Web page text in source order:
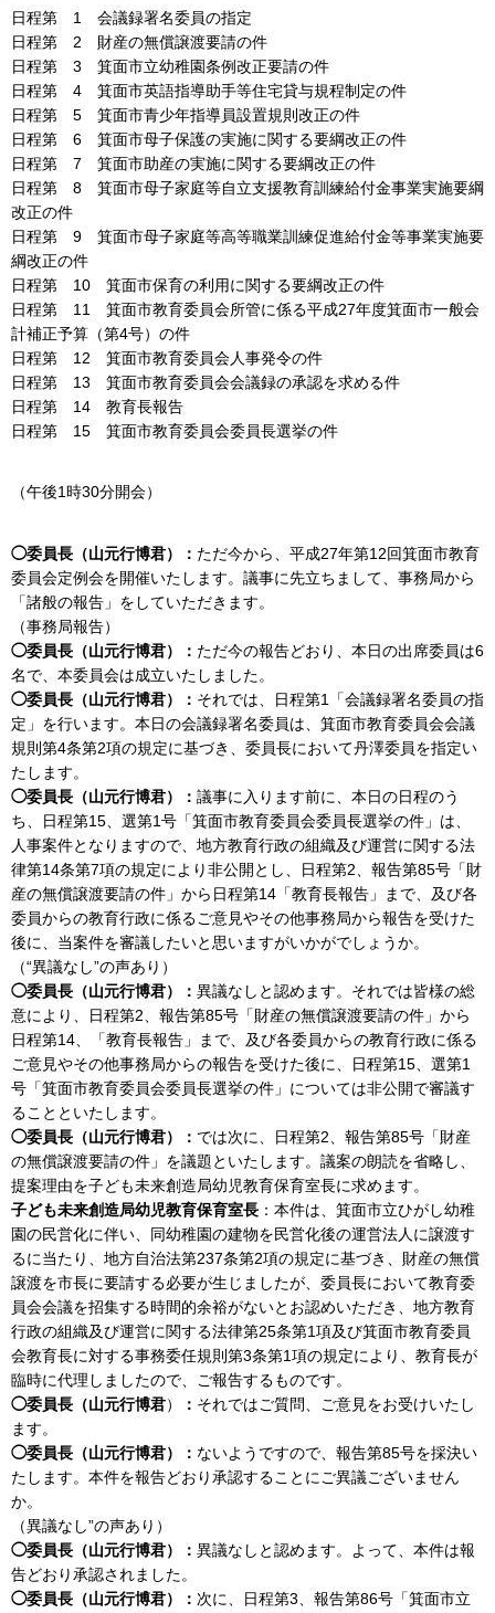
日程第 1 会議録署名委員の指定
日程第 2 財産の無償譲渡要請の件
日程第 3 箕面市立幼稚園条例改正要請の件
日程第 4 箕面市英語指導助手等住宅貸与規程制定の件
日程第 5 箕面市青少年指導員設置規則改正の件
日程第 6 箕面市母子保護の実施に関する要綱改正の件
日程第 7 箕面市助産の実施に関する要綱改正の件
日程第 8 箕面市母子家庭等自立支援教育訓練給付金事業実施要綱
改正の件
日程第 9 箕面市母子家庭等高等職業訓練促進給付金等事業実施要
綱改正の件
日程第 10 箕面市保育の利用に関する要綱改正の件
日程第 11 箕面市教育委員会所管に係る平成27年度箕面市一般会
計補正予算（第4号）の件
日程第 12 箕面市教育委員会人事発令の件
日程第 13 箕面市教育委員会会議録の承認を求める件
日程第 14 教育長報告
日程第 15 箕面市教育委員会委員長選挙の件
（午後1時30分開会）
◯委員長（山元行博君）： ただ今から、平成27年第12回箕面市教育
委員会定例会を開催いたします。議事に先立ちまして、事務局から
「諸般の報告」をしていただきます。
（事務局報告）
◯委員長（山元行博君）： ただ今の報告どおり、本日の出席委員は6
名で、本委員会は成立いたしました。
◯委員長（山元行博君）： それでは、日程第1「会議録署名委員の指
定」を行います。本日の会議録署名委員は、箕面市教育委員会会議
規則第4条第2項の規定に基づき、委員長において丹澤委員を指定い
たします。
◯委員長（山元行博君）： 議事に入ります前に、本日の日程のう
ち、日程第15、選第1号「箕面市教育委員会委員長選挙の件」は、
人事案件となりますので、地方教育行政の組織及び運営に関する法
律第14条第7項の規定により非公開とし、日程第2、報告第85号「財
産の無償譲渡要請の件」から日程第14「教育長報告」まで、及び各
委員からの教育行政に係るご意見やその他事務局から報告を受けた
後に、当案件を審議したいと思いますがいかがでしょうか。
（“異議なし”の声あり）
◯委員長（山元行博君）： 異議なしと認めます。それでは皆様の総
意により、日程第2、報告第85号「財産の無償譲渡要請の件」から
日程第14、「教育長報告」まで、及び各委員からの教育行政に係る
ご意見やその他事務局からの報告を受けた後に、日程第15、選第1
号「箕面市教育委員会委員長選挙の件」については非公開で審議す
ることといたします。
◯委員長（山元行博君）： では次に、日程第2、報告第85号「財産
の無償譲渡要請の件」を議題といたします。議案の朗読を省略し、
提案理由を子ども未来創造局幼児教育保育室長に求めます。
子ども未来創造局幼児教育保育室長 ：本件は、箕面市立ひがし幼稚
園の民営化に伴い、同幼稚園の建物を民営化後の運営法人に譲渡す
るに当たり、地方自治法第237条第2項の規定に基づき、財産の無償
譲渡を市長に要請する必要が生じましたが、委員長において教育委
員会会議を招集する時間的余裕がないとお認めいただき、地方教育
行政の組織及び運営に関する法律第25条第1項及び箕面市教育委員
会教育長に対する事務委任規則第3条第1項の規定により、教育長が
臨時に代理しましたので、ご報告するものです。
◯委員長（山元行博君） ： それではご質問、ご意見をお受けいたし
ます。
◯委員長（山元行博君）
： ないようですので、報告第85号を採決い
たします。本件を報告どおり承認することにご異議ございません
か。
（異議なし”の声あり）
◯委員長（山元行博君）： 異議なしと認めます。よって、本件は報
告どおり承認されました。
◯委員長（山元行博君）
： 次に、日程第3、報告第86号「箕面市立